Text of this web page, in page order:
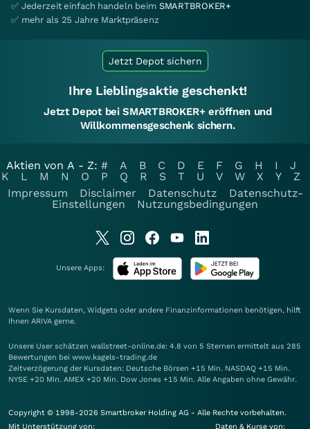
✅ Jederzeit einfach handeln beim SMARTBROKER+
✅ mehr als 25 Jahre Marktpräsenz
Jetzt Depot sichern
Ihre Lieblingsaktie geschenkt!
Jetzt Depot bei SMARTBROKER+ eröffnen und
Willkommensgeschenk sichern.
Aktien von A - Z: # A B C D E F G H I
J
K
L M N O P Q R S T U V W X Y
Z
Impressum
Disclaimer Datenschutz
Datenschutz-
Einstellungen
Nutzungsbedingungen
Unsere Apps:
Wenn Sie Kursdaten, Widgets oder andere Finanzinformationen benötigen, hilft
Ihnen ARIVA gerne.
Unsere User schätzen wallstreet-online.de: 4.8 von 5 Sternen ermittelt aus 285
Bewertungen bei www.kagels-trading.de
Zeitverzögerung der Kursdaten: Deutsche Börsen +15 Min. NASDAQ +15 Min.
NYSE +20 Min. AMEX +20 Min. Dow Jones +15 Min. Alle Angaben ohne Gewähr.
Copyright © 1998-2026 Smartbroker Holding AG - Alle Rechte vorbehalten.
Mit Unterstützung von:
Daten & Kurse von: